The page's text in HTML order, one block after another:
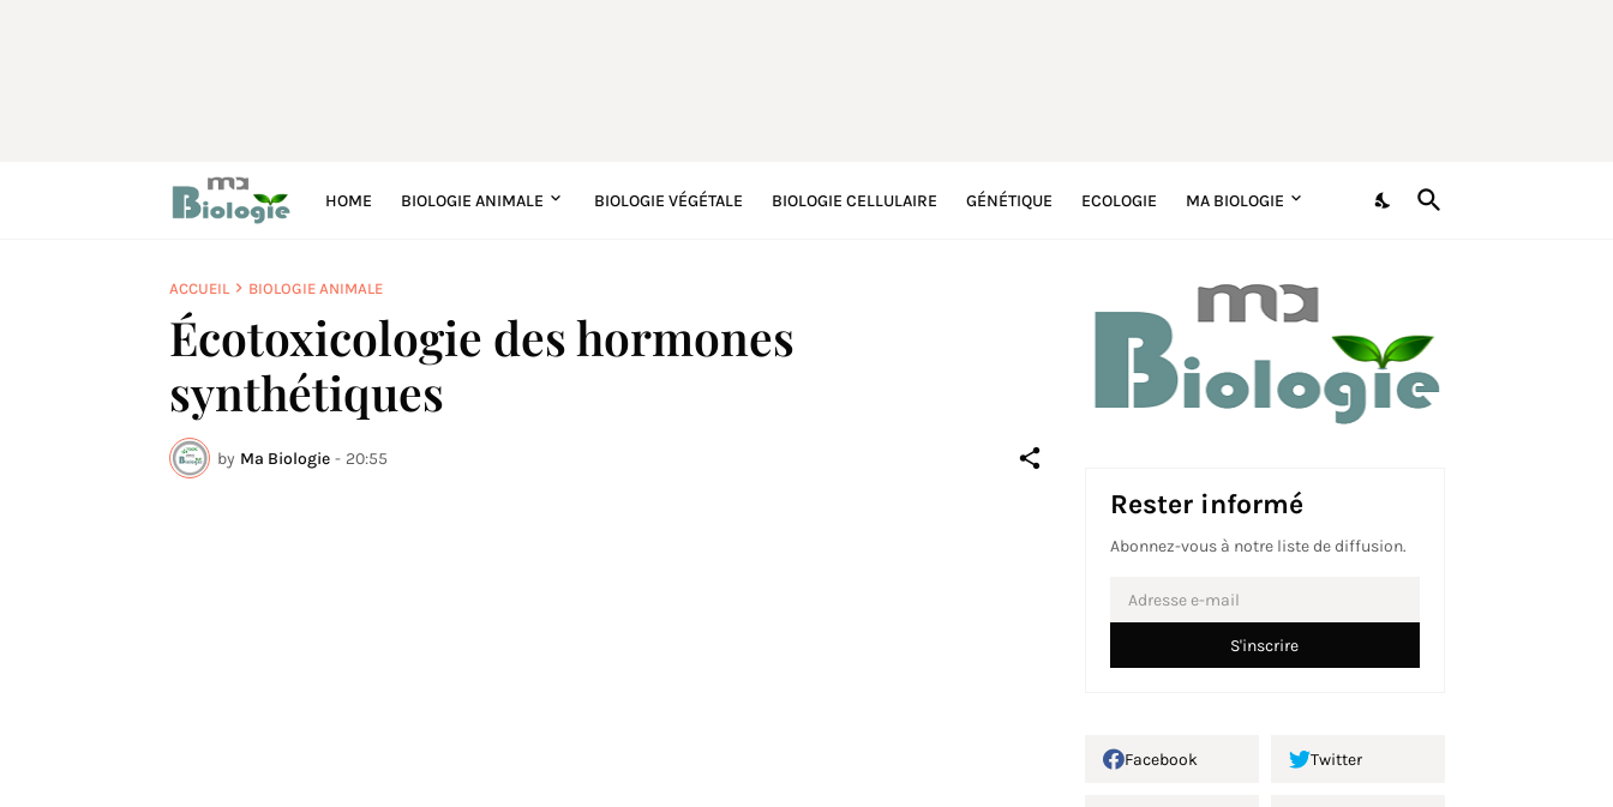
HOME BIOLOGIE ANIMALE BIOLOGIE VÉGÉTALE BIOLOGIE CELLULAIRE GÉNÉTIQUE ECOLOGIE MA BIOLOGIE
ACCUEIL BIOLOGIE ANIMALE
Écotoxicologie des hormones
synthétiques
by Ma Biologie - 20:55
Rester informé
Abonnez-vous à notre liste de diffusion.
Facebook Twitter